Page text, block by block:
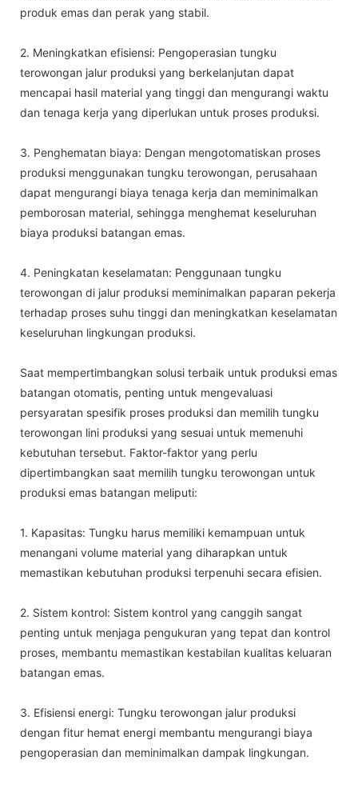
produk emas dan perak yang stabil.
2. Meningkatkan efisiensi: Pengoperasian tungku
terowongan jalur produksi yang berkelanjutan dapat
mencapai hasil material yang tinggi dan mengurangi waktu
dan tenaga kerja yang diperlukan untuk proses produksi.
3. Penghematan biaya: Dengan mengotomatiskan proses
produksi menggunakan tungku terowongan, perusahaan
dapat mengurangi biaya tenaga kerja dan meminimalkan
pemborosan material, sehingga menghemat keseluruhan
biaya produksi batangan emas.
4. Peningkatan keselamatan: Penggunaan tungku
terowongan di jalur produksi meminimalkan paparan pekerja
terhadap proses suhu tinggi dan meningkatkan keselamatan
keseluruhan lingkungan produksi.
Saat mempertimbangkan solusi terbaik untuk produksi emas
batangan otomatis, penting untuk mengevaluasi
persyaratan spesifik proses produksi dan memilih tungku
terowongan lini produksi yang sesuai untuk memenuhi
kebutuhan tersebut. Faktor-faktor yang perlu
dipertimbangkan saat memilih tungku terowongan untuk
produksi emas batangan meliputi:
1. Kapasitas: Tungku harus memiliki kemampuan untuk
menangani volume material yang diharapkan untuk
memastikan kebutuhan produksi terpenuhi secara efisien.
2. Sistem kontrol: Sistem kontrol yang canggih sangat
penting untuk menjaga pengukuran yang tepat dan kontrol
proses, membantu memastikan kestabilan kualitas keluaran
batangan emas.
3. Efisiensi energi: Tungku terowongan jalur produksi
dengan fitur hemat energi membantu mengurangi biaya
pengoperasian dan meminimalkan dampak lingkungan.